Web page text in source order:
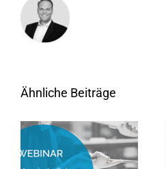
Ähnliche Beiträge